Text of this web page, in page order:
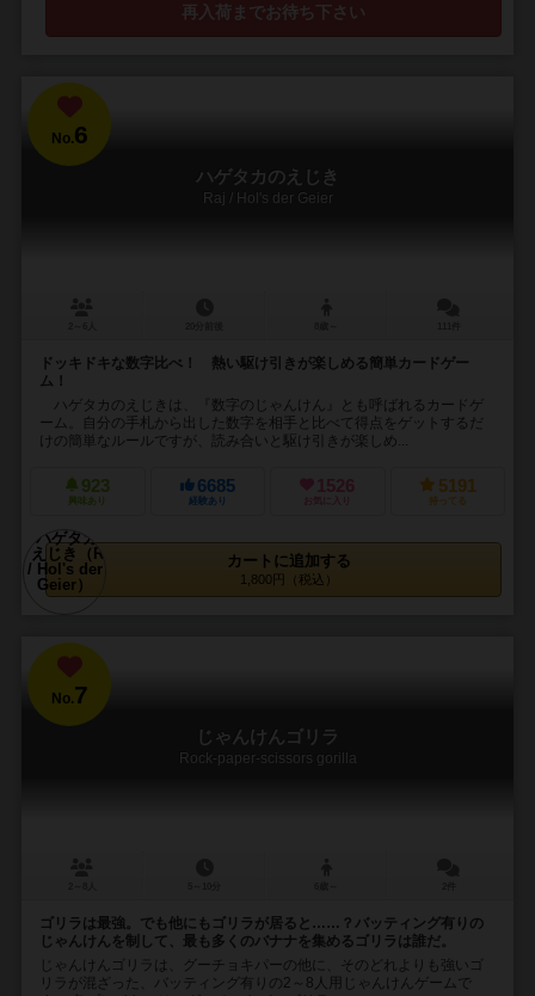
再入荷までお待ち下さい
No.6
ハゲタカのえじき
Raj / Hol's der Geier
ドッキドキな数字比べ！ 熱い駆け引きが楽しめる簡単カードゲー
ム！
ハゲタカのえじきは、『数字のじゃんけん』とも呼ばれるカードゲ
ーム。自分の手札から出した数字を相手と比べて得点をゲットするだ
けの簡単なルールですが、読み合いと駆け引きが楽しめ...
923
興味あり
6685
経験あり
1526
お気に入り
5191
持ってる
カートに追加する
1,800円（税込）
No.7
じゃんけんゴリラ
Rock-paper-scissors gorilla
ゴリラは最強。でも他にもゴリラが居ると……？バッティング有りの
じゃんけんを制して、最も多くのバナナを集めるゴリラは誰だ。
じゃんけんゴリラは、グーチョキパーの他に、そのどれよりも強いゴ
リラが混ざった、バッティング有りの2～8人用じゃんけんゲームで